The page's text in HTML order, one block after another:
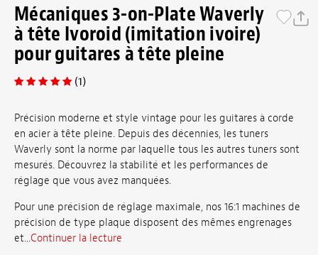
Mécaniques 3-on-Plate Waverly
à tête Ivoroid (imitation ivoire)
pour guitares à tête pleine
(1)
Précision moderne et style vintage pour les guitares à corde
en acier à tête pleine. Depuis des décennies, les tuners
Waverly sont la norme par laquelle tous les autres tuners sont
mesurés. Découvrez la stabilité et les performances de
réglage que vous avez manquées.
Pour une précision de réglage maximale, nos 16:1 machines de
précision de type plaque disposent des mêmes engrenages
et...Continuer la lecture